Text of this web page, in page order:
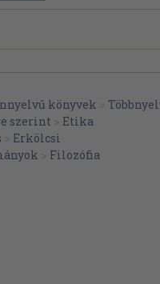
könyvek >
szerint > Etika
> Erkölcsi
> Filozófia